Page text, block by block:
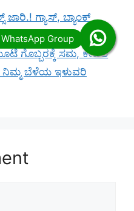
ಗ್ಯಾಸ್, ಬ್ಯಾಂಕ್
ತಿಳಿದುಕೊಳ್ಳಿ.!
ಗೊಬ್ಬರಕ್ಕೆ ಸಮ, ಕೇವಲ
ನಿಮ್ಮ ಬೆಳೆಯ ಇಳುವರಿ